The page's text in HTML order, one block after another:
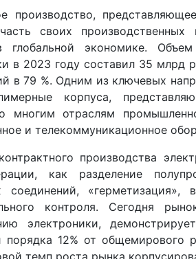
производство,
своих
экономике. Объем
в 2023 году составил 35 млрд
в 79 %. Одним из ключевых
корпуса,
многим отраслям
и телекоммуникационное
производства
как разделение
соединений,
контроля. Сегодня
электроники,
порядка 12% от общемирового